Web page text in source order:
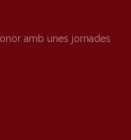
amb unes jornades